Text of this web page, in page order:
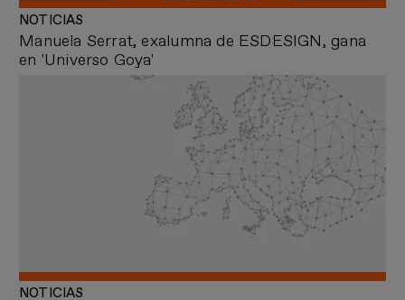
Manuela Serrat, exalumna de ESDESIGN, gana
en 'Universo Goya'
NOTICIAS
NOTICIAS